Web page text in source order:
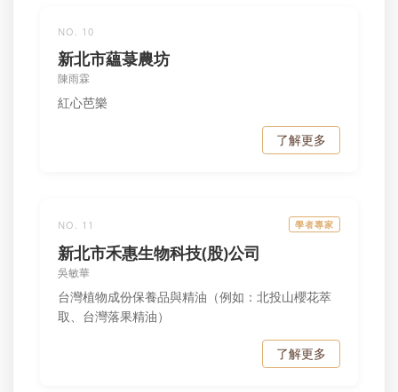
NO. 10
新北市蘊菉農坊
陳雨霖
紅心芭樂
了解更多
NO. 11 學者專家
新北市禾惠生物科技(股)公司
吳敏華
台灣植物成份保養品與精油（例如：北投山櫻花萃
取、台灣落果精油）
了解更多